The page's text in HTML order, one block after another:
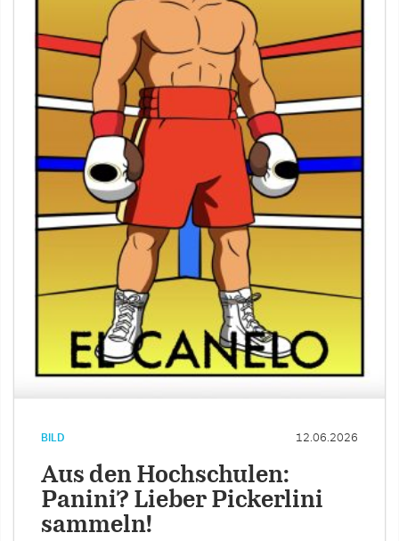
BILD 12.06.2026
Aus den Hochschulen:
Panini? Lieber Pickerlini
sammeln!